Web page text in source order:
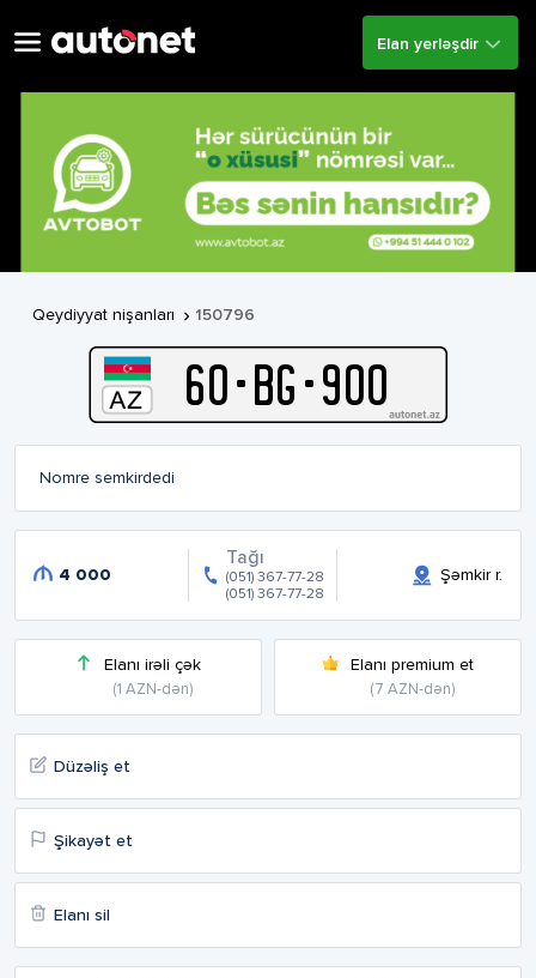
Elan yerləşdir
Qeydiyyat nişanları  150796
60-BG-900
Nomre semkirdedi
4 000
Tağı
(051) 367-77-28
(051) 367-77-28
Şəmkir r.
Elanı irəli çək
(1 AZN-dən)
Elanı premium et
(7 AZN-dən)
Düzəliş et
Şikayət et
Elanı sil